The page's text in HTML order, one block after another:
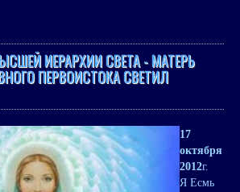
ИЕРАРХИИ СВЕТА - МАТЕРЬ
ПЕРВОИСТОКА СВЕТИЛ
17
октября
2012г.
Я Есмь